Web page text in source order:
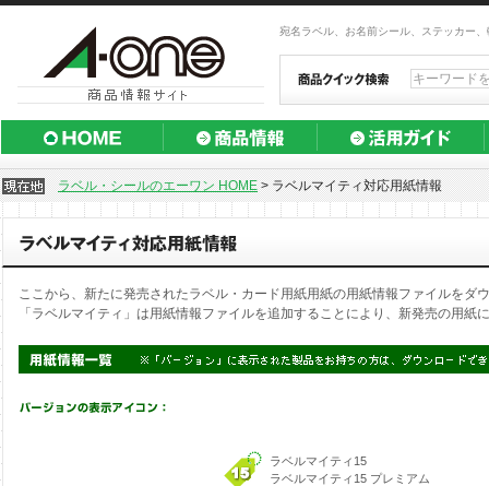
宛名ラベル、お名前シール、ステッカー
ラベル・シールのエーワン HOME>ラベルマイティ対応用紙情報
ここから、新たに発売されたラベル・カード用紙用紙の用紙情報ファイルをダ
「ラベルマイティ」は用紙情報ファイルを追加することにより、新発売の用紙
ラベルマイティ15
ラベルマイティ15 プレミアム